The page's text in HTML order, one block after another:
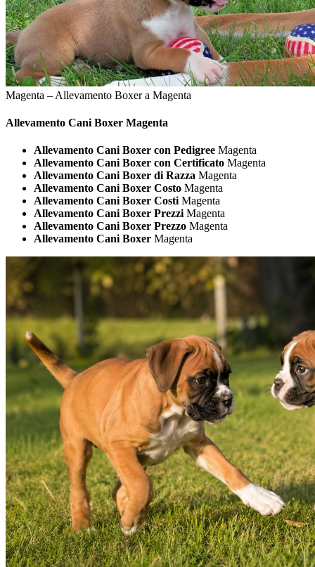
Magenta – Allevamento Boxer a Magenta
Allevamento Cani Boxer Magenta
Allevamento Cani Boxer con Pedigree Magenta
Allevamento Cani Boxer con Certificato Magenta
Allevamento Cani Boxer di Razza Magenta
Allevamento Cani Boxer Costo Magenta
Allevamento Cani Boxer Costi Magenta
Allevamento Cani Boxer Prezzi Magenta
Allevamento Cani Boxer Prezzo Magenta
Allevamento Cani Boxer Magenta